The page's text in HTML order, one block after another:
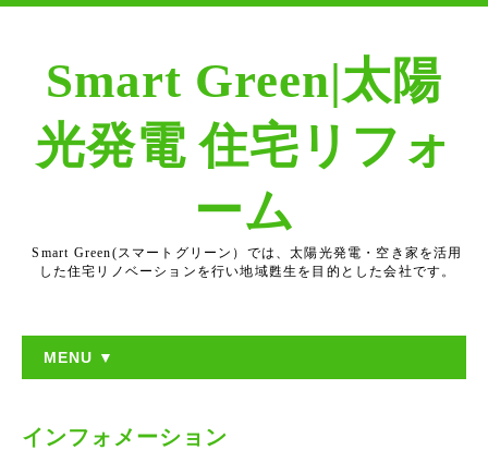
Smart Green|太陽
光発電 住宅リフォ
ーム
Smart Green(スマートグリーン）では、太陽光発電・空き家を活用
した住宅リノベーションを行い地域甦生を目的とした会社です。
MENU ▼
インフォメーション